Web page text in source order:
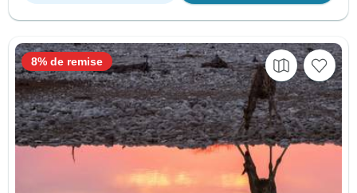
8% de remise